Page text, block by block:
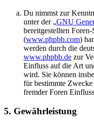
Du nimmst zur
unter der „GNU
bereitgestellten
(www.phpbb.com)
werden durch die
www.phpbb.de zur
Einfluss auf die Art
wird. Sie können
für bestimmte
fremder Foren
5. Gewährleistung